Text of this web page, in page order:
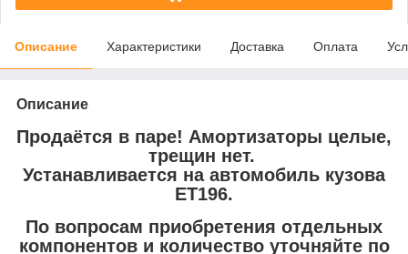
Описание Характеристики Доставка Оплата
Описание
Продаётся в паре! Амортизаторы целые,
трещин нет.
Устанавливается на автомобиль кузова
ET196.
По вопросам приобретения отдельных
компонентов и количество уточняйте по